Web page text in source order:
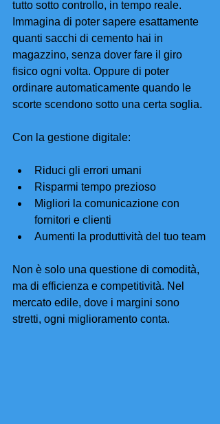
tutto sotto controllo, in tempo reale.
Immagina di poter sapere esattamente
quanti sacchi di cemento hai in
magazzino, senza dover fare il giro
fisico ogni volta. Oppure di poter
ordinare automaticamente quando le
scorte scendono sotto una certa soglia.
Con la gestione digitale:
Riduci gli errori umani
Risparmi tempo prezioso
Migliori la comunicazione con
fornitori e clienti
Aumenti la produttività del tuo team
Non è solo una questione di comodità,
ma di efficienza e competitività. Nel
mercato edile, dove i margini sono
stretti, ogni miglioramento conta.